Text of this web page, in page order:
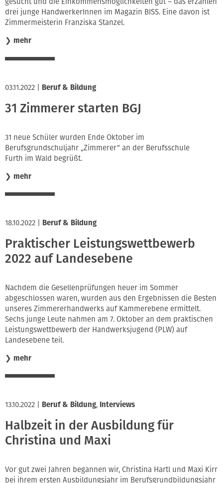
drei junge HandwerkerInnen im Magazin BISS. Eine davon ist
Zimmermeisterin Franziska Stanzel.
❯ mehr
03.11.2022 Beruf & Bildung
31 Zimmerer starten BGJ
31 neue Schüler wurden Ende Oktober im
Berufsgrundschuljahr „Zimmerer“ an der Berufsschule
Furth im Wald begrüßt.
❯ mehr
18.10.2022 Beruf & Bildung
Praktischer Leistungswettbewerb
2022 auf Landesebene
Nachdem die Gesellenprüfungen heuer im Sommer
abgeschlossen waren, wurden aus den Ergebnissen die Besten
unseres Zimmererhandwerks auf Kammerebene ermittelt.
Sechs junge Leute nahmen am 7. Oktober an dem praktischen
Leistungswettbewerb der Handwerksjugend (PLW) auf
Landesebene teil.
❯ mehr
13.10.2022 Beruf & Bildung, Interviews
Halbzeit in der Ausbildung für
Christina und Maxi
Vor gut zwei Jahren begannen wir, Christina Hartl und Maxi Kirr
bei ihrem ersten Ausbildungsjahr im Berufsgrundbildungsjahr